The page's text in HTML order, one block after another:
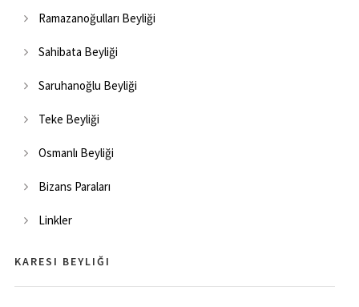
Ramazanoğulları Beyliği
Sahibata Beyliği
Saruhanoğlu Beyliği
Teke Beyliği
Osmanlı Beyliği
Bizans Paraları
Linkler
KARESI BEYLIĞI